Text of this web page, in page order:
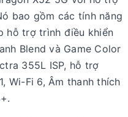
bao gồm các tính năng
hỗ trợ trình điều khiển
Blend và Game Color
355L ISP, hỗ trợ
Wi-Fi 6, Âm thanh thích